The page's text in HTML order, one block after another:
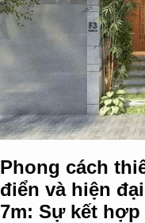
Phong cách
điển và hiện
7m: Sự kết hợp